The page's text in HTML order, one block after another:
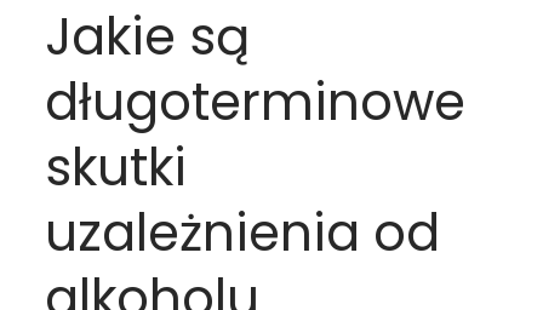
Jakie są
długoterminowe
skutki
uzależnienia od